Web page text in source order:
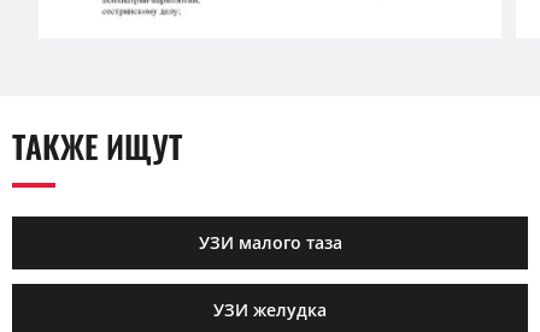
ТАКЖЕ ИЩУТ
УЗИ малого таза
УЗИ желудка